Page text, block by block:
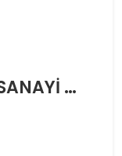
SARIBEKİR AMBALAJ SANAYİ VE TİCARET A.Ş.